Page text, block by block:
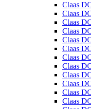
Claas
Claas
Claas
Claas
Claas
Claas
Claas
Claas
Claas
Claas
Claas
Claas